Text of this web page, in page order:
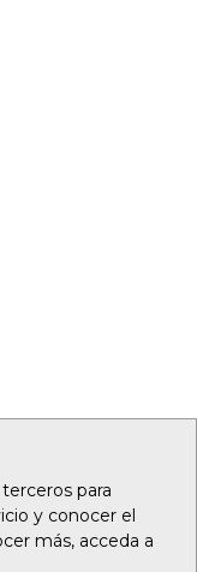
para
y conocer el
más, acceda a